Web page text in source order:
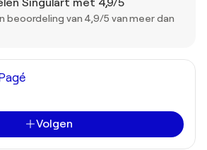
Singulart met 4,9/5
beoordeling van 4,9/5 van meer dan
Volgen